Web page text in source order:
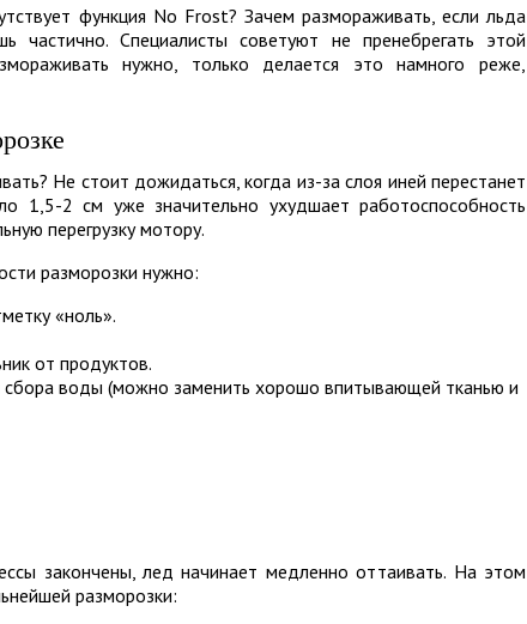
функция No Frost? Зачем размораживать, если льда
частично. Специалисты советуют не пренебрегать этой
нужно, только делается это намного реже,
Не стоит дожидаться, когда из-за слоя иней перестанет
1,5-2 см уже значительно ухудшает работоспособность
перегрузку мотору.
разморозки нужно:
«ноль».
от продуктов.
сбора воды (можно заменить хорошо впитывающей тканью и
закончены, лед начинает медленно оттаивать. На этом
разморозки: